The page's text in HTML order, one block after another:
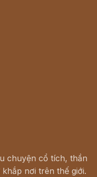
chuyện cổ tích, thần
nơi trên thế giới.